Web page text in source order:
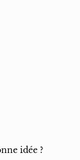
idée ?